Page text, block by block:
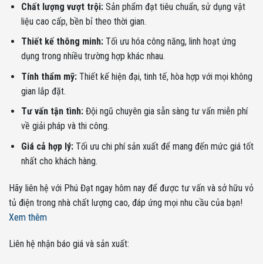
Chất lượng vượt trội:Sản phẩm đạt tiêu chuẩn, sử dụng vật
liệu cao cấp, bền bỉ theo thời gian.
Thiết kế thông minh:Tối ưu hóa công năng, linh hoạt ứng
dụng trong nhiều trường hợp khác nhau.
Tính thẩm mỹ:Thiết kế hiện đại, tinh tế, hòa hợp với mọi không
gian lắp đặt.
Tư vấn tận tình:Đội ngũ chuyên gia sẵn sàng tư vấn miễn phí
về giải pháp và thi công.
Giá cả hợp lý:Tối ưu chi phí sản xuất để mang đến mức giá tốt
nhất cho khách hàng.
Hãy liên hệ với Phú Đạt ngay hôm nay để được tư vấn và sở hữu vỏ
tủ điện trong nhà chất lượng cao, đáp ứng mọi nhu cầu của bạn!
Xem thêm
Liên hệ nhận báo giá và sản xuất: